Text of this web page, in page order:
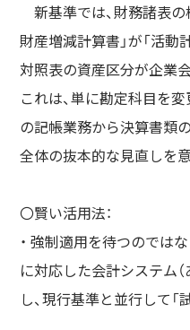
新基準では、財務諸表の
財産増減計算書」が「活動
対照表の資産区分が企業
これは、単に勘定科目を
の記帳業務から決算書類
全体の抜本的な見直しを
〇賢い活用法：
・ 強制適用を待つのでは
に対応した会計システム
し、現行基準と並行して「